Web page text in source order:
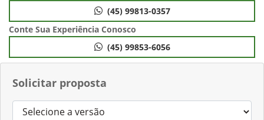
Solicitar proposta
(45) 99813-0357
Conte Sua Experiência Conosco
(45) 99853-6056